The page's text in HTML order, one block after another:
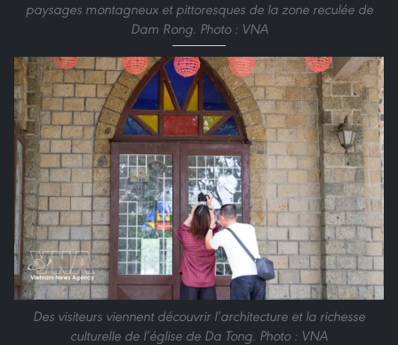
paysages montagneux et pittoresques de la zone reculée de
Dam Rong. Photo : VNA
Des visiteurs viennent découvrir l’architecture et la richesse
culturelle de l’église de Da Tong. Photo : VNA